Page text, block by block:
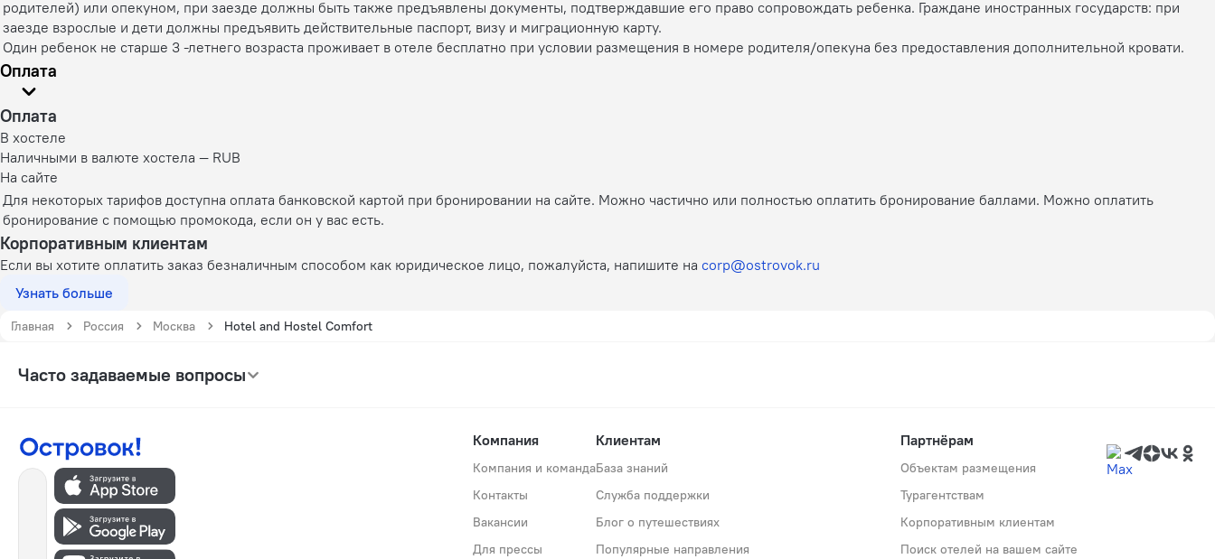
родителей) или опекуном, при заезде должны быть также предъявлены документы, подтверждавшие его право сопровождать ребенка. Граждане иностранных государств: при
заезде взрослые и дети должны предъявить действительные паспорт, визу и миграционную карту.
Один ребенок не старше 3 -летнего возраста проживает в отеле бесплатно при условии размещения в номере родителя/опекуна без предоставления дополнительной кровати.
Оплата
Оплата
В хостеле
Наличными в валюте хостела — RUB
На сайте
Для некоторых тарифов доступна оплата банковской картой при бронировании на сайте. Можно частично или полностью оплатить бронирование баллами. Можно оплатить
бронирование с помощью промокода, если он у вас есть.
Корпоративным клиентам
Если вы хотите оплатить заказ безналичным способом как юридическое лицо, пожалуйста, напишите на corp@ostrovok.ru
Узнать больше
Главная Россия Москва Hotel and Hostel Comfort
Часто задаваемые вопросы
Компания
Компания и команда
Контакты
Вакансии
Для прессы
Клиентам
База знаний
Служба поддержки
Блог о путешествиях
Популярные направления
Партнёрам
Объектам размещения
Турагентствам
Корпоративным клиентам
Поиск отелей на вашем сайте